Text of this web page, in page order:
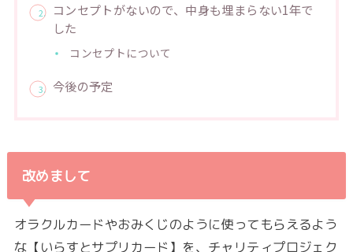
コンセプトがないので、中身も埋まらない1年で
した
コンセプトについて
今後の予定
改めまして
オラクルカードやおみくじのように使ってもらえるよう
な【いらすとサプリカード】を、チャリティプロジェク